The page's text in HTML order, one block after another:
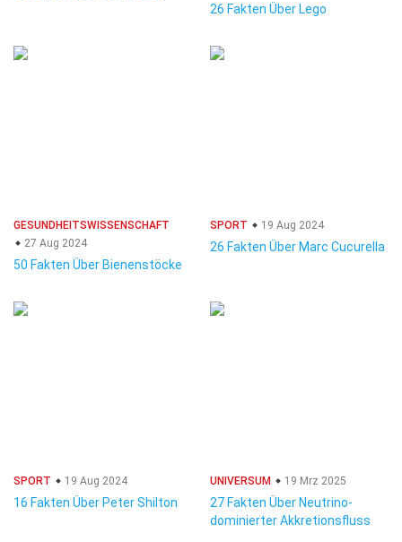
26 Fakten Über Lego
GESUNDHEITSWISSENSCHAFT
27 Aug 2024
50 Fakten Über Bienenstöcke
SPORT 19 Aug 2024
26 Fakten Über Marc Cucurella
SPORT 19 Aug 2024
16 Fakten Über Peter Shilton
UNIVERSUM 19 Mrz 2025
27 Fakten Über Neutrino-
dominierter Akkretionsfluss